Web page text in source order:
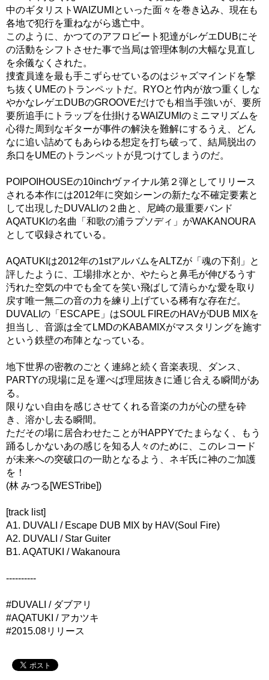
中のギタリストWAIZUMIといった面々を巻き込み、現在も
各地で犯行を重ねながら逃亡中。
このように、かつてのアフロビート犯達がレゲエDUBにそ
の活動をシフトさせた事で当局は管理体制の大幅な見直し
を余儀なくされた。
捜査員達を最も手こずらせているのはジャズマインドを撃
ち抜くUMEのトランペットだ。RYOと竹内が放つ重くしな
やかなレゲエDUBのGROOVEだけでも相当手強いが、要所
要所追手にトラップを仕掛けるWAIZUMIのミニマリズムを
心得た周到なギターが事件の解決を難解にするうえ、どん
なに追い詰めてもあらゆる想定を打ち破って、結局脱出の
糸口をUMEのトランペットが見つけてしまうのだ。
POIPOIHOUSEの10inchヴァイナル第２弾としてリリース
される本作には2012年に突如シーンの新たな不確定要素と
して出現したDUVALIの２曲と、尼崎の最重要バンド
AQATUKIの名曲「和歌の浦ラプソディ」がWAKANOURA
として収録されている。
AQATUKIは2012年の1stアルバムをALTZが「魂の下剤」と
評したように、工場排水とか、やたらと鼻毛が伸びるうす
汚れた空気の中でも全てを笑い飛ばして清らかな愛を取り
戻す唯一無二の音の力を練り上げている稀有な存在だ。
DUVALIの「ESCAPE」はSOUL FIREのHAVがDUB MIXを
担当し、音源は全てLMDのKABAMIXがマスタリングを施す
という鉄壁の布陣となっている。
地下世界の密教のごとく連綿と続く音楽表現、ダンス、
PARTYの現場に足を運べば理屈抜きに通じ合える瞬間があ
る。
限りない自由を感じさせてくれる音楽の力が心の壁を砕
き、溶かし去る瞬間。
ただその場に居合わせたことがHAPPYでたまらなく、もう
踊るしかないあの感じを知る人々のために、このレコード
が未来への突破口の一助となるよう、ネギ氏に神のご加護
を！
(林 みつる[WESTribe])
[track list]
A1. DUVALI / Escape DUB MIX by HAV(Soul Fire)
A2. DUVALI / Star Guiter
B1. AQATUKI / Wakanoura
----------
#DUVALI / ダブアリ
#AQATUKI / アカツキ
#2015.08リリース